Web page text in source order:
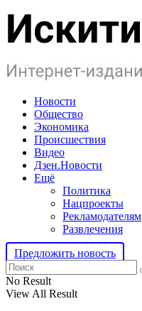
Новости
Общество
Экономика
Происшествия
Видео
Дзен.Новости
Ещё
Политика
Нацпроекты
Рекламодателям
Развлечения
Предложить новость
No Result
View All Result